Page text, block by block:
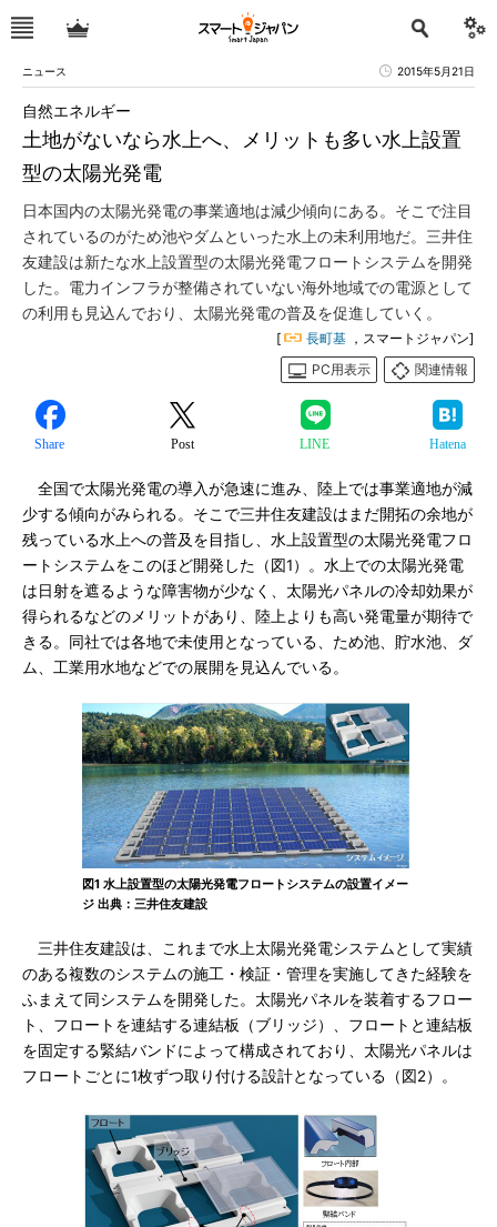
ニュース 2015年5月21日
土地がないなら水上へ、メリットも多い水上設置
型の太陽光発電
自然エネルギー
日本国内の太陽光発電の事業適地は減少傾向にある。そこで注目
されているのがため池やダムといった水上の未利用地だ。三井住
友建設は新たな水上設置型の太陽光発電フロートシステムを開発
した。電力インフラが整備されていない海外地域での電源として
の利用も見込んでおり、太陽光発電の普及を促進していく。
[ 長町基 ，スマートジャパン]
PC用表示
関連情報
Share Post LINE Hatena
全国で太陽光発電の導入が急速に進み、陸上では事業適地が減
少する傾向がみられる。そこで三井住友建設はまだ開拓の余地が
残っている水上への普及を目指し、水上設置型の太陽光発電フロ
ートシステムをこのほど開発した（図1）。水上での太陽光発電
は日射を遮るような障害物が少なく、太陽光パネルの冷却効果が
得られるなどのメリットがあり、陸上よりも高い発電量が期待で
きる。同社では各地で未使用となっている、ため池、貯水池、ダ
ム、工業用水地などでの展開を見込んでいる。
図1 水上設置型の太陽光発電フロートシステムの設置イメー
ジ 出典：三井住友建設
三井住友建設は、これまで水上太陽光発電システムとして実績
のある複数のシステムの施工・検証・管理を実施してきた経験を
ふまえて同システムを開発した。太陽光パネルを装着するフロー
ト、フロートを連結する連結板（ブリッジ）、フロートと連結板
を固定する緊結バンドによって構成されており、太陽光パネルは
フロートごとに1枚ずつ取り付ける設計となっている（図2）。